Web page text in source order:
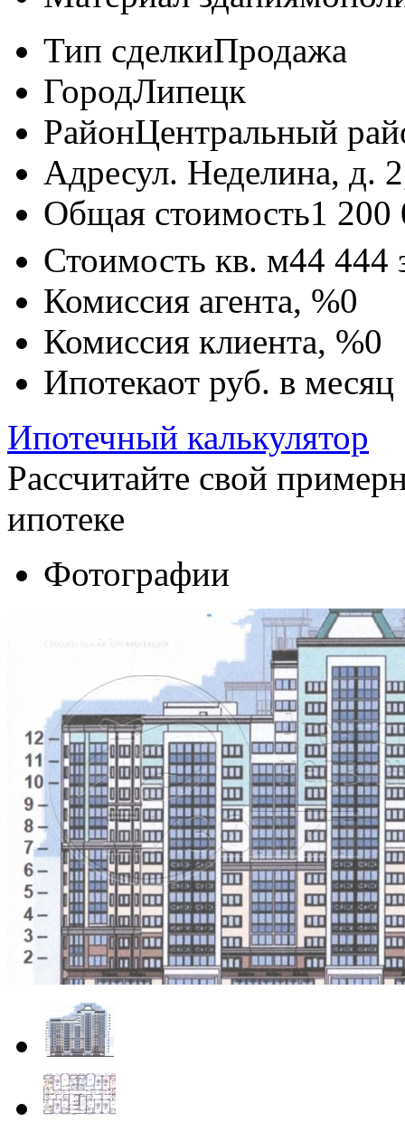
Тип сделкиПродажа
ГородЛипецк
РайонЦентральный
Адресул. Неделина, д.
Общая стоимость1 200
Стоимость кв. м44 444
Комиссия агента, %0
Комиссия клиента, %0
Ипотекаот руб. в месяц
Ипотечный калькулятор
Рассчитайте свой
ипотеке
Фотографии